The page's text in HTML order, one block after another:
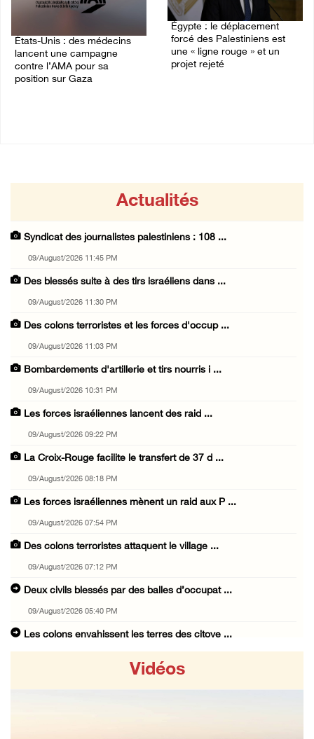
États-Unis : des médecins
lancent une campagne
contre l’AMA pour sa
position sur Gaza
Égypte : le déplacement
forcé des Palestiniens est
une « ligne rouge » et un
projet rejeté
Actualités
Syndicat des journalistes palestiniens : 108 ...
09/August/2026 11:45 PM
Des blessés suite à des tirs israéliens dans ...
09/August/2026 11:30 PM
Des colons terroristes et les forces d'occup ...
09/August/2026 11:03 PM
Bombardements d'artillerie et tirs nourris i ...
09/August/2026 10:31 PM
Les forces israéliennes lancent des raid ...
09/August/2026 09:22 PM
La Croix-Rouge facilite le transfert de 37 d ...
09/August/2026 08:18 PM
Les forces israéliennes mènent un raid aux P ...
09/August/2026 07:54 PM
Des colons terroristes attaquent le village ...
09/August/2026 07:12 PM
Deux civils blessés par des balles d’occupat ...
09/August/2026 05:40 PM
Les colons envahissent les terres des citoye ...
Vidéos